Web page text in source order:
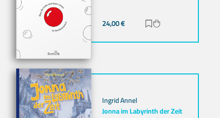
24,00€ Zur Merkliste
Ingrid Annel
Jonna im Labyrinth der Zeit